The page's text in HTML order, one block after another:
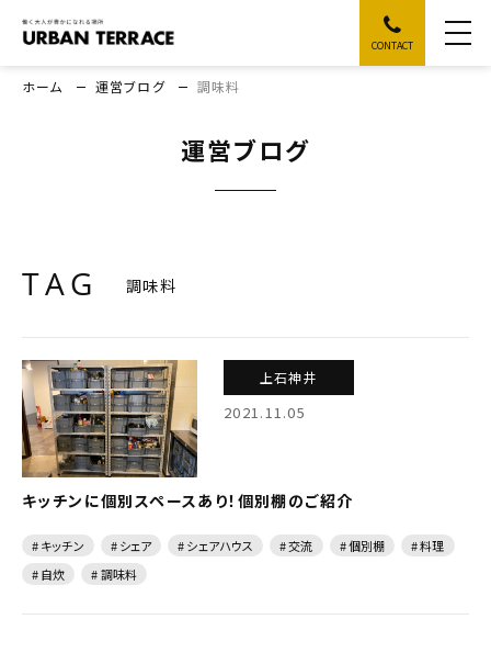
CONTACT
運営ブログ
ホーム 運営ブログ 調味料
TAG 調味料
上石神井
2021.11.05
キッチンに個別スペースあり！個別棚のご紹介
# キッチン # シェア # シェアハウス # 交流 # 個別棚
# 料理
# 自炊
# 調味料